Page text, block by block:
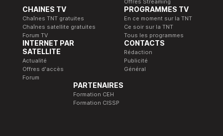
CHAINES TV
Chaînes TNT gratuites
Chaînes satellite gratuites
Forum TV
PROGRAMMES TV
En ce moment sur la TNT
Ce soir sur la TNT
Tous les programmes
INTERNET PAR
SATELLITE
Actualité
Offres d'accès
Forum
CONTACTS
Rédaction
Publicité
Général
PARTENAIRES
Formation CEH
Formation CISSP